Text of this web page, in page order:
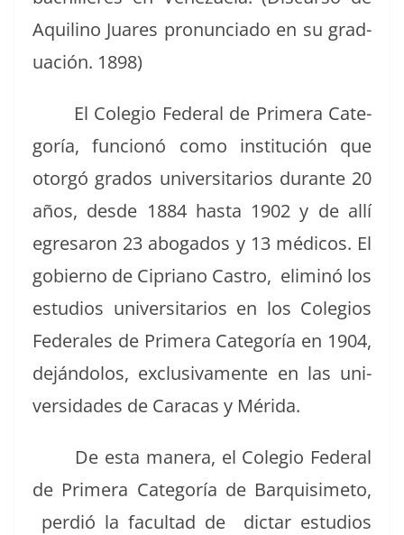
Aquili­no Juares pro­nun­ci­a­do en su grad­
uación. 1898)
El Cole­gio Fed­er­al de Primera Cat­e­
goría, fun­cionó como insti­tu­ción que
otorgó gra­dos uni­ver­si­tar­ios durante 20
años, des­de 1884 has­ta 1902 y de allí
egre­saron 23 abo­ga­dos y 13 médi­cos. El
gob­ier­no de Cipri­ano Cas­tro, elim­inó los
estu­dios uni­ver­si­tar­ios en los Cole­gios
Fed­erales de Primera Cat­e­goría en 1904,
deján­do­los, exclu­si­va­mente en las uni­
ver­si­dades de Cara­cas y Mérida.
De esta man­era, el Cole­gio Fed­er­al
de Primera Cat­e­goría de Bar­quisime­to,
perdió la fac­ul­tad de dic­tar estu­dios